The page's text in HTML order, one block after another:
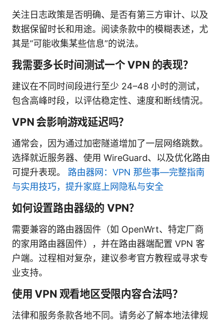
关注日志政策是否明确、是否有第三方审计、以及
数据保留时长和用途。阅读条款中的模糊表述，尤
其是“可能收集某些信息”的说法。
我需要多长时间测试一个 VPN 的表现？
建议在不同时间段进行至少 24–48 小时的测试，
包含高峰时段，以评估稳定性、速度和断线情況。
VPN 会影响游戏延迟吗？
通常会，因为通过加密隧道增加了一层网络跳数。
选择就近服务器、使用 WireGuard、以及优化路由
可提升表现。 路由器网：VPN 那些事—完整指南
与实用技巧，提升家庭上网隐私与安全
如何设置路由器级的 VPN？
需要兼容的路由器固件（如 OpenWrt、特定厂商
的家用路由器固件），并在路由器端配置 VPN 客
户端。过程相对复杂，建议参考官方教程或寻求专
业支持。
使用 VPN 观看地区受限内容合法吗？
法律和服务条款各地不同。请务必了解本地法律规